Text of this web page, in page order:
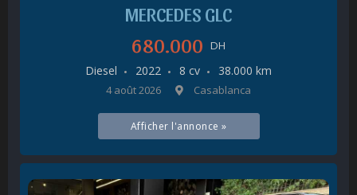
MERCEDES GLC
680.000 DH
Diesel 2022 8 cv 38.000 km
4 août 2026 Casablanca
Afficher l'annonce »